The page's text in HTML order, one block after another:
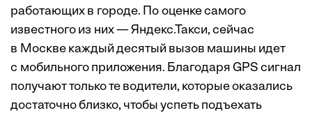
работающих в городе. По оценке самого
известного из них — Яндекс.Такси, сейчас
в Москве каждый десятый вызов машины идет
с мобильного приложения. Благодаря GPS сигнал
получают только те водители, которые оказались
достаточно близко, чтобы успеть подъехать